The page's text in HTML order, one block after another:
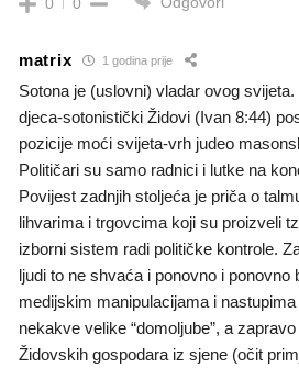
matrix 1 godina prije
Sotona je (uslovni) vladar ovog
djeca-sotonistički Židovi (Ivan 8:44)
pozicije moći svijeta-vrh judeo
Političari su samo radnici i lutke na
Povijest zadnjih stoljeća je priča o
lihvarima i trgovcima koji su proizveli
izborni sistem radi političke kontrole.
ljudi to ne shvaća i ponovno i ponovno
medijskim manipulacijama i
nekakve velike “domoljube”, a
Židovskih gospodara iz sjene (očit